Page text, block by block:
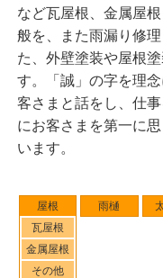
屋根
瓦屋根
金属屋根
その他
雨樋
など瓦屋根、金属屋
般を、また雨漏り修
た、外壁塗装や屋根
す。「誠」の字を理
客さまと話をし、仕
にお客さまを第一に
います。